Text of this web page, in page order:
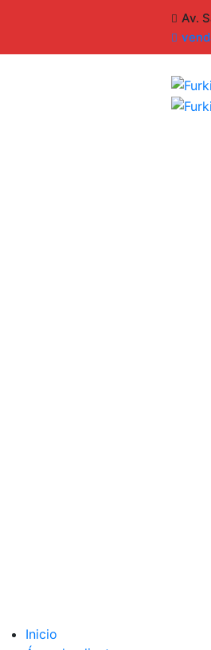
Av.
Inicio